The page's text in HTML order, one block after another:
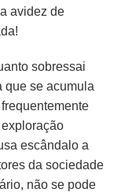
avidez de
sobressai
que se acumula
escândalo a
da sociedade
não se pode